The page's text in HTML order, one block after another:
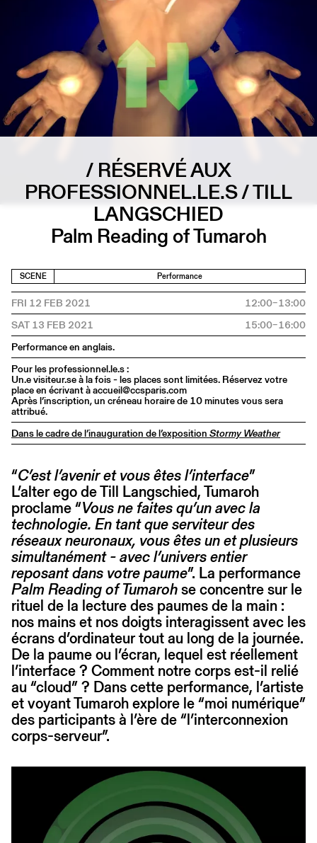
/ RÉSERVÉ AUX
PROFESSIONNEL.LE.S / TILL
LANGSCHIED
Palm Reading of Tumaroh
SCENE Performance
FRI 12 FEB 2021
12:00–13:00
SAT 13 FEB 2021
15:00–16:00
Performance en anglais.
Pour les professionnel.le.s :
Un.e visiteur.se à la fois - les places sont limitées. Réservez votre
place en écrivant à accueil@ccsparis.com
Après l’inscription, un créneau horaire de 10 minutes vous sera
attribué.
Dans le cadre de l’inauguration de l’exposition Stormy Weather
“C’est l’avenir et vous êtes l’interface”
L’alter ego de Till Langschied, Tumaroh
proclame “Vous ne faites qu’un avec la
technologie. En tant que serviteur des
réseaux neuronaux, vous êtes un et plusieurs
simultanément - avec l’univers entier
reposant dans votre paume”. La performance
Palm Reading of Tumarohse concentre sur le
rituel de la lecture des paumes de la main :
nos mains et nos doigts interagissent avec les
écrans d’ordinateur tout au long de la journée.
De la paume ou l’écran, lequel est réellement
l’interface ? Comment notre corps est-il relié
au “cloud” ? Dans cette performance, l’artiste
et voyant Tumaroh explore le “moi numérique”
des participants à l’ère de “l’interconnexion
corps-serveur”.